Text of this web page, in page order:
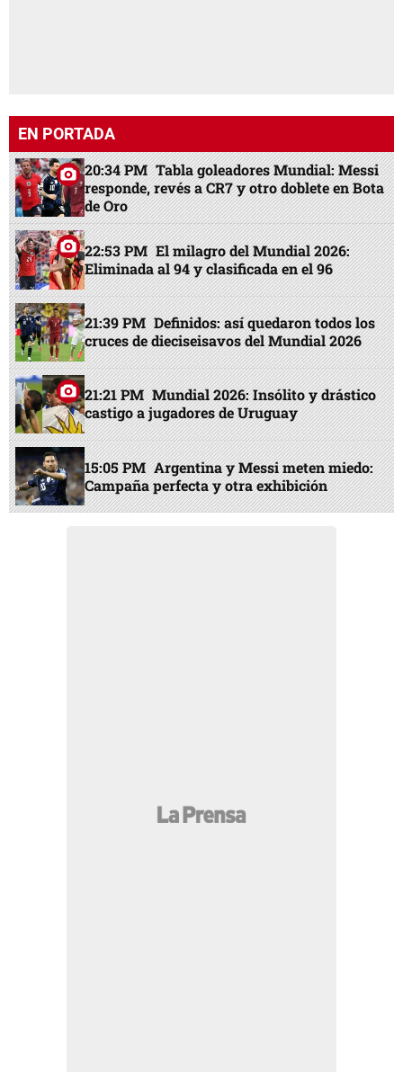
EN PORTADA
20:34 PM Tabla goleadores Mundial: Messi
responde, revés a CR7 y otro doblete en Bota
de Oro
22:53 PM El milagro del Mundial 2026:
Eliminada al 94 y clasificada en el 96
21:39 PM Definidos: así quedaron todos los
cruces de dieciseisavos del Mundial 2026
21:21 PM Mundial 2026: Insólito y drástico
castigo a jugadores de Uruguay
15:05 PM Argentina y Messi meten miedo:
Campaña perfecta y otra exhibición